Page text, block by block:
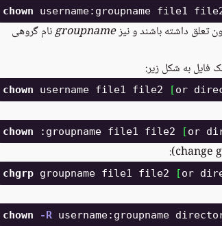
chown username:groupname file1
تعلق داشته باشند و نیزgroupnameنام گروهی
فایل به شکل زیر:
chown username file1 file2 [
chown :groupname file1 file2 [
chgrp groupname file1 file2 [
chown -R